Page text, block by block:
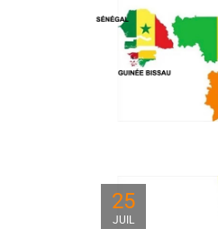
25
JUIL